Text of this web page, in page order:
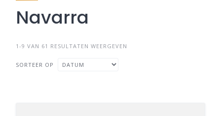
Navarra
1-9 VAN 61 RESULTATEN WEERGEVEN
SORTEER OP